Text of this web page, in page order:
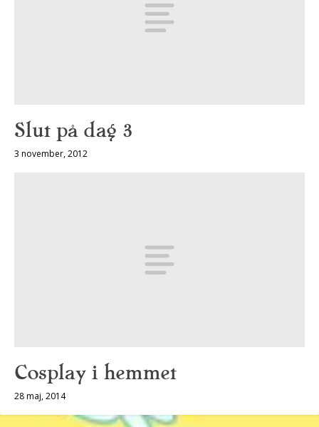
Slut på dag 3
3 november, 2012
Cosplay i hemmet
28 maj, 2014